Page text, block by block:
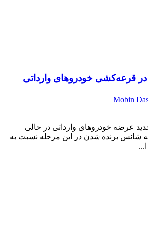
Mobin
عرضه خودروهای وارداتی در حالی
شانس برنده شدن در این مرحله نسبت به